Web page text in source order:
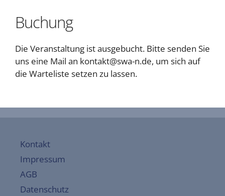
Buchung
Die Veranstaltung ist ausgebucht. Bitte senden Sie
uns eine Mail an kontakt@swa-n.de, um sich auf
die Warteliste setzen zu lassen.
Kontakt
Impressum
AGB
Datenschutz